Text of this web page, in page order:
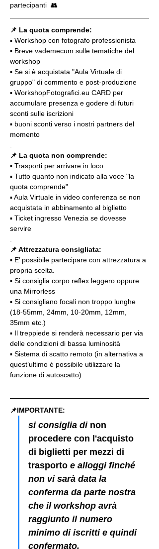
partecipanti  👥
📌 La quota comprende:
▪️ Workshop con fotografo professionista
▪️ Breve vademecum sulle tematiche del
workshop
▪️ Se si è acquistata "Aula Virtuale di
gruppo" di commento e post-produzione
▪️ WorkshopFotografici.eu CARD per
accumulare presenza e godere di futuri
sconti sulle iscrizioni
▪️ buoni sconti verso i nostri partners del
momento
📌 La quota non comprende:
▪️ Trasporti per arrivare in loco
▪️ Tutto quanto non indicato alla voce "la
quota comprende"
▪️ Aula Virtuale in video conferenza se non
acquistata in abbinamento al biglietto
▪️ Ticket ingresso Venezia se dovesse
servire
📌 Attrezzatura consigliata:
▪️ E’ possibile partecipare con attrezzatura a
propria scelta.
▪️ Si consiglia corpo reflex leggero oppure
una Mirrorless
▪️ Si consigliano focali non troppo lunghe
(18-55mm, 24mm, 10-20mm, 12mm,
35mm etc.)
▪️ Il treppiede si renderà necessario per via
delle condizioni di bassa luminosità
▪️ Sistema di scatto remoto (in alternativa a
quest’ultimo è possibile utilizzare la
funzione di autoscatto)
📌IMPORTANTE:
si consiglia di non
procedere con l'acquisto
di biglietti per mezzi di
trasporto e alloggi finché
non vi sarà data la
conferma da parte nostra
che il workshop avrà
raggiunto il numero
minimo di iscritti e quindi
confermato.